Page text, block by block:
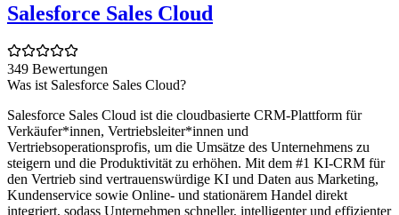
Salesforce Sales Cloud
349 Bewertungen
Was ist Salesforce Sales Cloud?
Salesforce Sales Cloud ist die cloudbasierte CRM-Plattform für
Verkäufer*innen, Vertriebsleiter*innen und
Vertriebsoperationsprofis, um die Umsätze des Unternehmens zu
steigern und die Produktivität zu erhöhen. Mit dem #1 KI-CRM für
den Vertrieb sind vertrauenswürdige KI und Daten aus Marketing,
Kundenservice sowie Online- und stationärem Handel direkt
integriert, sodass Unternehmen schneller, intelligenter und effizienter